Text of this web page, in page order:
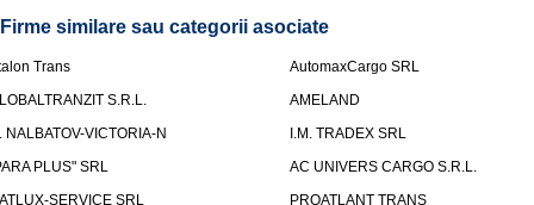
Firme similare sau categorii asociate
Trans
AutomaxCargo SRL
S.R.L.
AMELAND
NALBATOV-VICTORIA-N
I.M. TRADEX SRL
PLUS" SRL
AC UNIVERS CARGO S.R.L.
SERVICE SRL
PROATLANT TRANS